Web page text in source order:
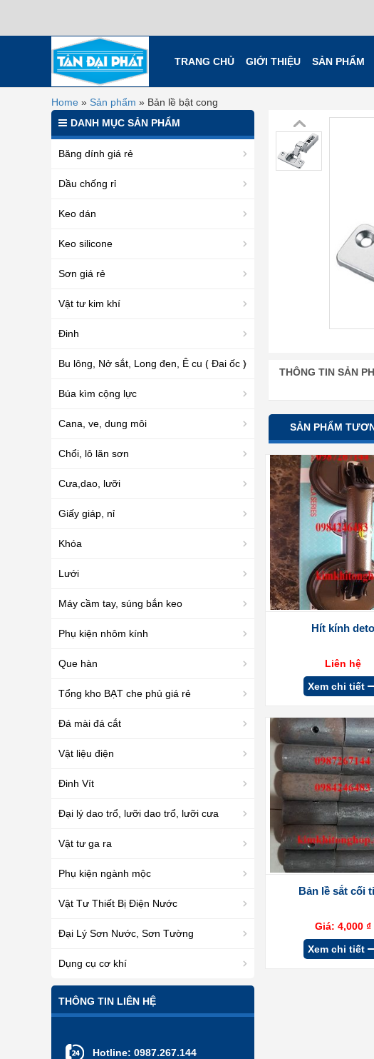
TRANG CHỦ GIỚI THIỆU SẢN PHẨM
Home » Sản phẩm » Bản lề bật cong
THÔNG TIN SẢN
SẢN PHẨM
Hít kính deto
Liên hệ
Xem chi tiết
Bản lề sắt cối
Giá: 4,000 ₫
Xem chi tiết
DANH MỤC SẢN PHẨM
Băng dính giá rẻ
Dầu chống rỉ
Keo dán
Keo silicone
Sơn giá rẻ
Vật tư kim khí
Đinh
Bu lông, Nở sắt, Long đen, Ê cu ( Đai ốc )
Búa kìm cộng lực
Cana, ve, dung môi
Chổi, lô lăn sơn
Cưa,dao, lưỡi
Giấy giáp, nỉ
Khóa
Lưới
Máy cầm tay, súng bắn keo
Phụ kiện nhôm kính
Que hàn
Tổng kho BẠT che phủ giá rẻ
Đá mài đá cắt
Vật liệu điện
Đinh Vít
Đại lý dao trổ, lưỡi dao trổ, lưỡi cưa
Vật tư ga ra
Phụ kiện ngành mộc
Vật Tư Thiết Bị Điện Nước
Đại Lý Sơn Nước, Sơn Tường
Dụng cụ cơ khí
THÔNG TIN LIÊN HỆ
Hotline: 0987.267.144